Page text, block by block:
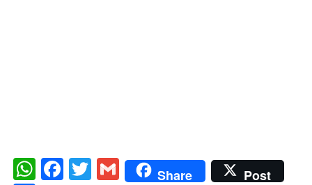
WhatsApp
Facebook
Twitter
Gmail
Share Post